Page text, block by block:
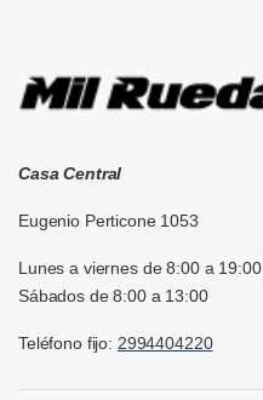
Casa Central
Eugenio Perticone 1053
Lunes a viernes de 8:00 a 19:00
Sábados de 8:00 a 13:00
Teléfono fijo: 2994404220